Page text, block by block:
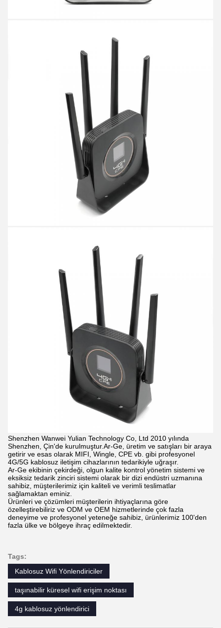
Shenzhen Wanwei Yulian Technology Co, Ltd 2010 yılında
Shenzhen, Çin'de kurulmuştur.Ar-Ge, üretim ve satışları bir araya
getirir ve esas olarak MIFI, Wingle, CPE vb. gibi profesyonel
4G/5G kablosuz iletişim cihazlarının tedarikiyle uğraşır.
Ar-Ge ekibinin çekirdeği, olgun kalite kontrol yönetim sistemi ve
eksiksiz tedarik zinciri sistemi olarak bir dizi endüstri uzmanına
sahibiz, müşterilerimiz için kaliteli ve verimli teslimatlar
sağlamaktan eminiz.
Ürünleri ve çözümleri müşterilerin ihtiyaçlarına göre
özelleştirebiliriz ve ODM ve OEM hizmetlerinde çok fazla
deneyime ve profesyonel yeteneğe sahibiz, ürünlerimiz 100'den
fazla ülke ve bölgeye ihraç edilmektedir.
Tags:
Kablosuz Wifi Yönlendiriciler
taşınabilir küresel wifi erişim noktası
4g kablosuz yönlendirici